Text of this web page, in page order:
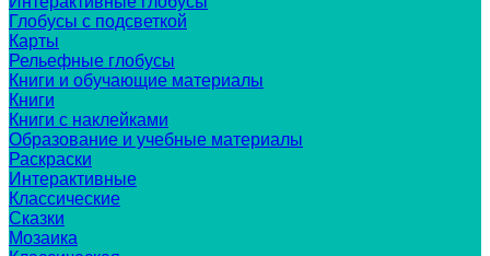
Глобусы с подсветкой
Карты
Рельефные глобусы
Книги и обучающие материалы
Книги
Книги с наклейками
Образование и учебные материалы
Раскраски
Интерактивные
Классические
Сказки
Мозаика